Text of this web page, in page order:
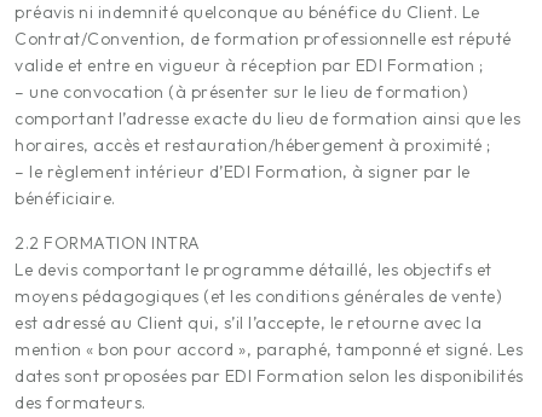
préavis ni indemnité quelconque au bénéfice du Client. Le
Contrat/Convention, de formation professionnelle est réputé
valide et entre en vigueur à réception par EDI Formation ;
– une convocation (à présenter sur le lieu de formation)
comportant l’adresse exacte du lieu de formation ainsi que les
horaires, accès et restauration/hébergement à proximité ;
– le règlement intérieur d’EDI Formation, à signer par le
bénéficiaire.
2.2 FORMATION INTRA
Le devis comportant le programme détaillé, les objectifs et
moyens pédagogiques (et les conditions générales de vente)
est adressé au Client qui, s’il l’accepte, le retourne avec la
mention « bon pour accord », paraphé, tamponné et signé. Les
dates sont proposées par EDI Formation selon les disponibilités
des formateurs.